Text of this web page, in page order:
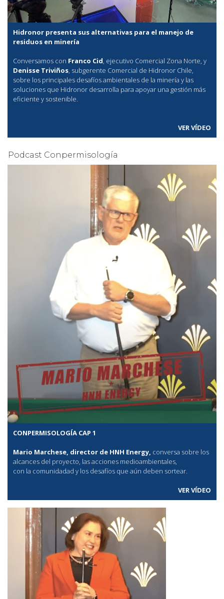
Hidronor presenta sus alternativas para el manejo de
residuos en minería
Conversamos con Franco Cid, ejecutivo Comercial Zona Norte, y
Denisse Triviños, subgerente Comercial de Hidronor Chile,
sobre los principales desafíos ambientales de la minería y las
soluciones que Hidronor desarrolla para apoyar una gestión más
eficiente y sostenible.
VER VÍDEO
Podcast Conpermisología
CONPERMISOLOGÍA CAP 1
Mario Marchese, director de HNH Energy, conversa sobre los
alcances del proyecto, las acciones medioambientales,
con la comunidadad y los desafíos que aún deben sortear.
VER VÍDEO